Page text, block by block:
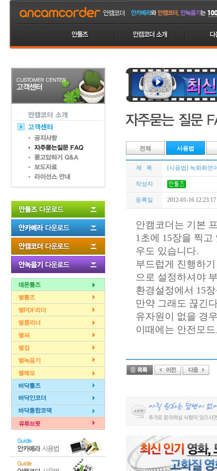
전체 사용법
제 목 [사용법] 녹화화면
작성자
등록일 2012-01-16 12:23:17
안캠코더는 기본
1초에 15장을 찍
우도 있습니다.
부드럽게 진행하
으로 설정하셔야
환경설정에서 15
만약 그래도 끊긴
유자원이 없을 경
이때에는 안전모